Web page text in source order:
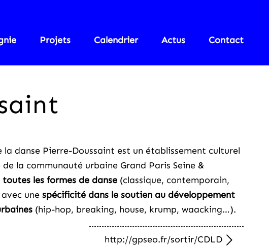
Projets Calendrier Actus Contact
la danse Pierre-Doussaint est un établissement culturel
la communauté urbaine Grand Paris Seine &
les formes de danse (classique, contemporain,
unespécificité dans le soutien au développement
(hip-hop, breaking, house, krump, waacking…).
http://gpseo.fr/sortir/CDLD